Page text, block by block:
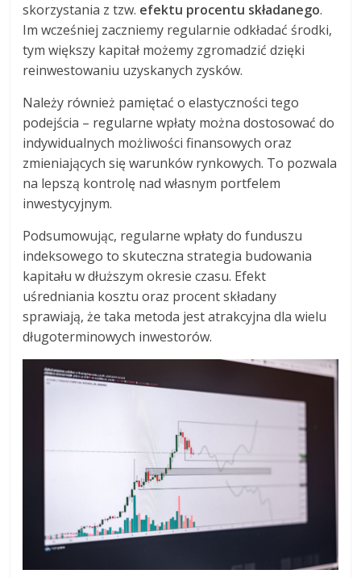
skorzystania z tzw. efektu procentu składanego.
Im wcześniej zaczniemy regularnie odkładać środki,
tym większy kapitał możemy zgromadzić dzięki
reinwestowaniu uzyskanych zysków.
Należy również pamiętać o elastyczności tego
podejścia – regularne wpłaty można dostosować do
indywidualnych możliwości finansowych oraz
zmieniających się warunków rynkowych. To pozwala
na lepszą kontrolę nad własnym portfelem
inwestycyjnym.
Podsumowując, regularne wpłaty do funduszu
indeksowego to skuteczna strategia budowania
kapitału w dłuższym okresie czasu. Efekt
uśredniania kosztu oraz procent składany
sprawiają, że taka metoda jest atrakcyjna dla wielu
długoterminowych inwestorów.